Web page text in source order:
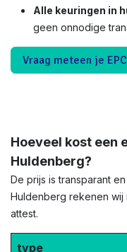
Alle keuringen in
geen onnodige
Vraag meteen je
Hoeveel kost een
Huldenberg?
De prijs is transparant
Huldenberg rekenen wij
attest.
type